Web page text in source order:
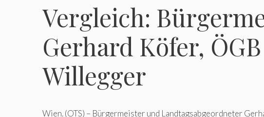
Vergleich:
Gerhard Köfer,
Willegger
Wien. (OTS) – Bürgermeister und Landtagsabgeordneter